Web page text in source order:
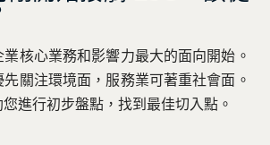
核心業務和影響力最大的面向開始。
關注環境面，服務業可著重社會面。
進行初步盤點，找到最佳切入點。